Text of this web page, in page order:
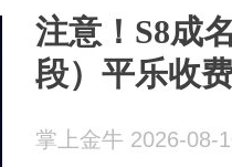
注意！S8成
段）平乐收
掌上金牛 2026-08-